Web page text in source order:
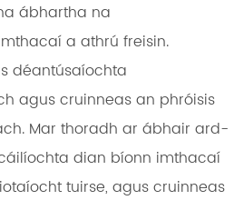
ábhartha na
a athrú freisin.
déantúsaíochta
agus cruinneas an phróisis
Mar thoradh ar ábhair ard-
dian bíonn imthacaí
tuirse, agus cruinneas